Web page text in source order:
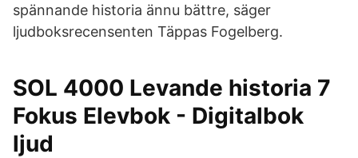
spännande historia ännu bättre, säger
ljudboksrecensenten Täppas Fogelberg.
SOL 4000 Levande historia 7
Fokus Elevbok - Digitalbok
ljud